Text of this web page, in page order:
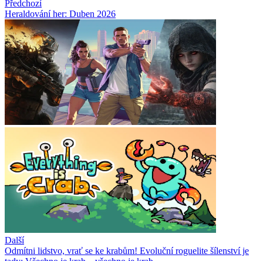
Předchozí
Heraldování her: Duben 2026
Další
Odmítni lidstvo, vrať se ke krabům! Evoluční roguelite šílenství je